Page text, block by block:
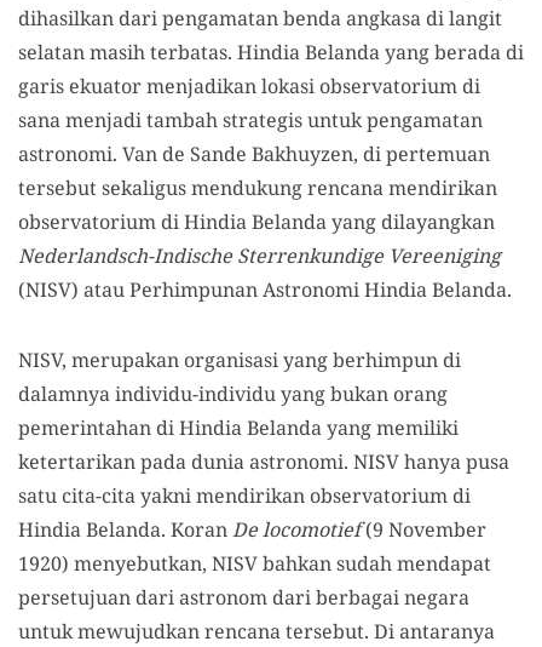
dihasilkan dari pengamatan benda angkasa di langit
selatan masih terbatas. Hindia Belanda yang berada di
garis ekuator menjadikan lokasi observatorium di
sana menjadi tambah strategis untuk pengamatan
astronomi. Van de Sande Bakhuyzen, di pertemuan
tersebut sekaligus mendukung rencana mendirikan
observatorium di Hindia Belanda yang dilayangkan
Nederlandsch-Indische Sterrenkundige Vereeniging
(NISV) atau Perhimpunan Astronomi Hindia Belanda.
NISV, merupakan organisasi yang berhimpun di
dalamnya individu-individu yang bukan orang
pemerintahan di Hindia Belanda yang memiliki
ketertarikan pada dunia astronomi. NISV hanya pusa
satu cita-cita yakni mendirikan observatorium di
Hindia Belanda. KoranDe locomotief(9 November
1920) menyebutkan, NISV bahkan sudah mendapat
persetujuan dari astronom dari berbagai negara
untuk mewujudkan rencana tersebut. Di antaranya